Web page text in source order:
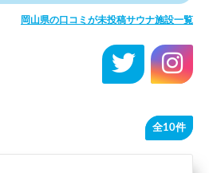
岡山県の口コミが未投稿サウナ施設一覧
全10件